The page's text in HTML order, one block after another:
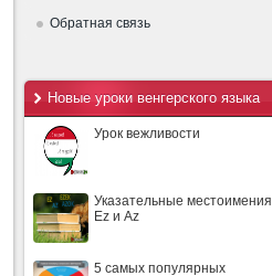
Обратная связь
Новые уроки венгерского языка
Урок вежливости
Указательные местоимения
Ez и Az
5 самых популярных